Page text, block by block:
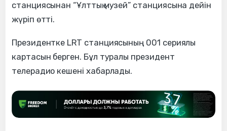
станциясынан “Ұлттық музей” станциясына дейін
жүріп өтті.
Президентке LRT станциясының 001 сериялы
картасын берген. Бұл туралы президент
телерадио кешені хабарлады.